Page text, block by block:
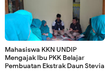
Mahasiswa KKN UNDIP
Mengajak Ibu PKK Belajar
Pembuatan Ekstrak Daun Stevia